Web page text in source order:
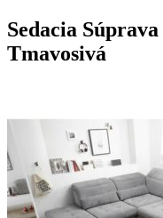
Sedacia
Tmavosivá